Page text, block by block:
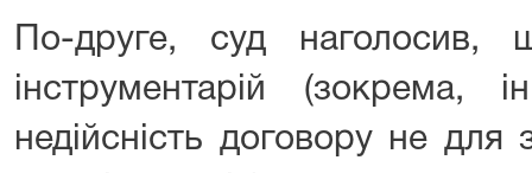
По-друге, суд наголосив,
інструментарій (зокрема,
недійсність договору не для